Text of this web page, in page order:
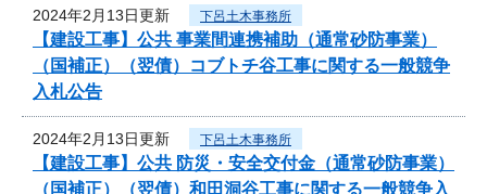
2024年2月13日更新 下呂土木事務所
【建設工事】公共 事業間連携補助（通常砂防事業）
（国補正）（翌債）コブトチ谷工事に関する一般競争
入札公告
2024年2月13日更新 下呂土木事務所
【建設工事】公共 防災・安全交付金（通常砂防事業）
（国補正）（翌債）和田洞谷工事に関する一般競争入